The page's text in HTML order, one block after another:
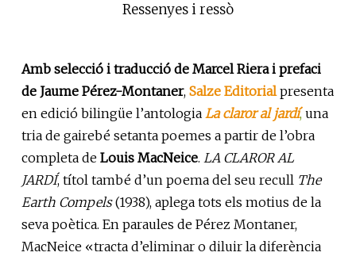
Ressenyes i ressò
Amb selecció i traducció de Marcel Riera i prefaci
de Jaume Pérez-Montaner, Salze Editorialpresenta
en edició bilingüe l’antologia La claror al jardí,una
tria de gairebé setanta poemes a partir de l’obra
completa de Louis MacNeice. LA CLAROR AL
JARDÍ, títol també d’un poema del seu recull The
Earth Compels(1938), aplega tots els motius de la
seva poètica. En paraules de Pérez Montaner,
MacNeice «tracta d’eliminar o diluir la diferència